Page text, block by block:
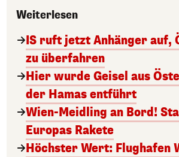
Weiterlesen
IS ruft jetzt Anhänger auf,
zu überfahren
Hier wurde Geisel aus
der Hamas entführt
Wien-Meidling an Bord!
Europas Rakete
Höchster Wert: Flughafen